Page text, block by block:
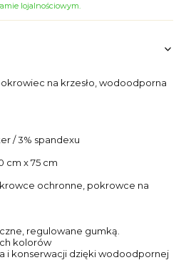
lojalnościowym.
na krzesło, wodoodporna
/ 3% spandexu
cm x 75 cm
ochronne, pokrowce na
regulowane gumką.
kolorów
i konserwacji dzięki wodoodpornej